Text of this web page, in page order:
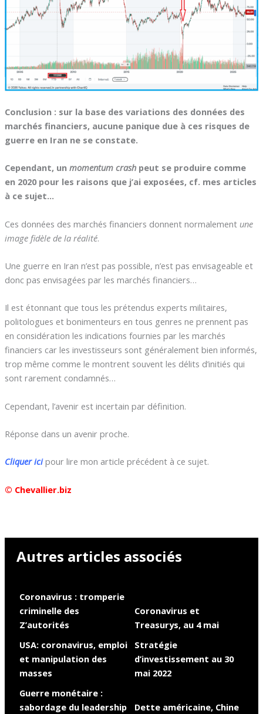
Conclusion : sur la base des variations des données des
marchés financiers, aucune panique due à ces risques de
guerre en Iran ne se constate.
Cependant, un momentum crashpeut se produire comme
en 2020 pour les raisons que j’ai exposées, cf. mes articles
à ce sujet…
Ces données des marchés financiers donnent normalement une
image fidèle de la réalité.
Une guerre en Iran n’est pas possible, n’est pas envisageable et
donc pas envisagées par les marchés financiers…
Il est étonnant que tous les prétendus experts militaires,
politologues et bonimenteurs en tous genres ne prennent pas
en considération les indications fournies par les marchés
financiers car les investisseurs sont généralement bien informés,
trop même comme le montrent souvent les délits d’initiés qui
sont rarement condamnés…
Cependant, l’avenir est incertain par définition.
Réponse dans un avenir proche.
Cliquer ici pour lire mon article précédent à ce sujet.
© Chevallier.biz
Autres articles associés
Coronavirus : tromperie
criminelle des
Z’autorités
Coronavirus et
Treasurys, au 4 mai
USA: coronavirus, emploi
et manipulation des
masses
Stratégie
d’investissement au 30
mai 2022
Guerre monétaire :
sabordage du leadership
Dette américaine, Chine